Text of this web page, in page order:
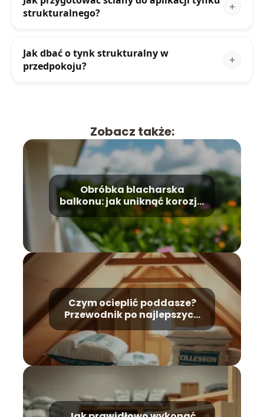
strukturalnego?
Jak dbać o tynk strukturalny w
przedpokoju?
Zobacz także:
Obróbka blacharska
balkonu: jak uniknąć korozji i
zniszczeń?
Czym ocieplić poddasze?
Przewodnik po najlepszych